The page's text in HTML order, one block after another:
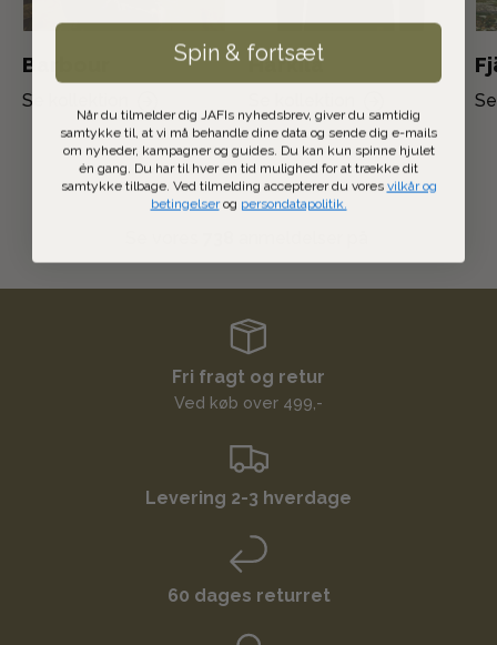
Barbour
Se kollektion
Härkila
Fri fragt og retur
Ved køb over 499,-
Levering 2-3 hverdage
60 dages returret
Spin & fortsæt
Når du tilmelder dig JAFIs nyhedsbrev, giver du samtidig
samtykke til, at vi må behandle dine data og sende dig e-mails
om nyheder, kampagner og guides. Du kan kun spinne hjulet
én gang. Du har til hver en tid mulighed for at trække dit
samtykke tilbage. Ved tilmelding accepterer du vores vilkår og
betingelserog persondatapolitik.